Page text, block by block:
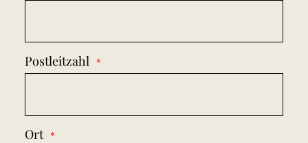
Postleitzahl
Ort